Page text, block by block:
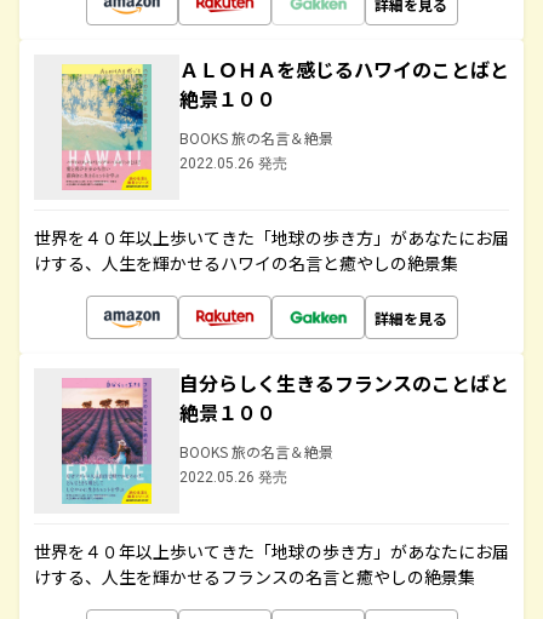
ＡＬＯＨＡを感じるハワイのことばと
絶景１００
BOOKS 旅の名言＆絶景
2022.05.26 発売
世界を４０年以上歩いてきた「地球の歩き方」があなたにお届
けする、人生を輝かせるハワイの名言と癒やしの絶景集
詳細を見る
自分らしく生きるフランスのことばと
絶景１００
BOOKS 旅の名言＆絶景
2022.05.26 発売
世界を４０年以上歩いてきた「地球の歩き方」があなたにお届
けする、人生を輝かせるフランスの名言と癒やしの絶景集